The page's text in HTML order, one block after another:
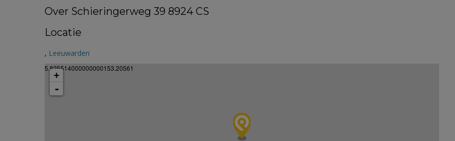
Over Schieringerweg 39 8924 CS
Locatie
, Leeuwarden
5.825514000000000153.20561
+
-